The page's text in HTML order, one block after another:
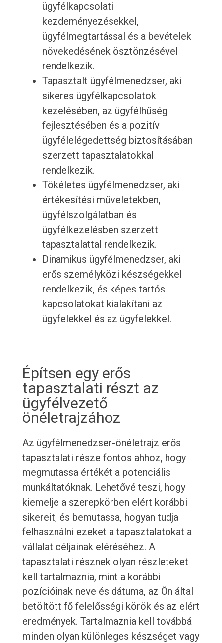
ügyfélkapcsolati
kezdeményezésekkel,
ügyfélmegtartással és a bevételek
növekedésének ösztönzésével
rendelkezik.
Tapasztalt ügyfélmenedzser, aki
sikeres ügyfélkapcsolatok
kezelésében, az ügyfélhűség
fejlesztésében és a pozitív
ügyfélelégedettség biztosításában
szerzett tapasztalatokkal
rendelkezik.
Tökéletes ügyfélmenedzser, aki
értékesítési műveletekben,
ügyfélszolgálatban és
ügyfélkezelésben szerzett
tapasztalattal rendelkezik.
Dinamikus ügyfélmenedzser, aki
erős személyközi készségekkel
rendelkezik, és képes tartós
kapcsolatokat kialakítani az
ügyfelekkel és az ügyfelekkel.
Építsen egy erős
tapasztalati részt az
ügyfélvezető
önéletrajzához
Az ügyfélmenedzser-önéletrajz erős
tapasztalati része fontos ahhoz, hogy
megmutassa értékét a potenciális
munkáltatóknak. Lehetővé teszi, hogy
kiemelje a szerepkörben elért korábbi
sikereit, és bemutassa, hogyan tudja
felhasználni ezeket a tapasztalatokat a
vállalat céljainak eléréséhez. A
tapasztalati résznek olyan részleteket
kell tartalmaznia, mint a korábbi
pozícióinak neve és dátuma, az Ön által
betöltött fő felelősségi körök és az elért
eredmények. Tartalmaznia kell továbbá
minden olyan különleges készséget vagy